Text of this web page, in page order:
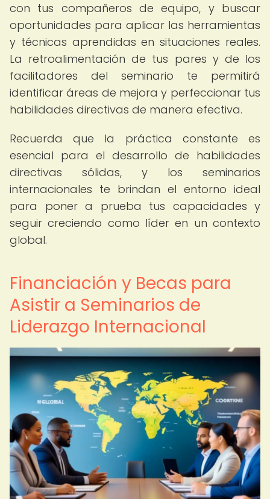
con tus compañeros de equipo, y buscar
oportunidades para aplicar las herramientas
y técnicas aprendidas en situaciones reales.
La retroalimentación de tus pares y de los
facilitadores del seminario te permitirá
identificar áreas de mejora y perfeccionar tus
habilidades directivas de manera efectiva.
Recuerda que la práctica constante es
esencial para el desarrollo de habilidades
directivas sólidas, y los seminarios
internacionales te brindan el entorno ideal
para poner a prueba tus capacidades y
seguir creciendo como líder en un contexto
global.
Financiación y Becas para
Asistir a Seminarios de
Liderazgo Internacional